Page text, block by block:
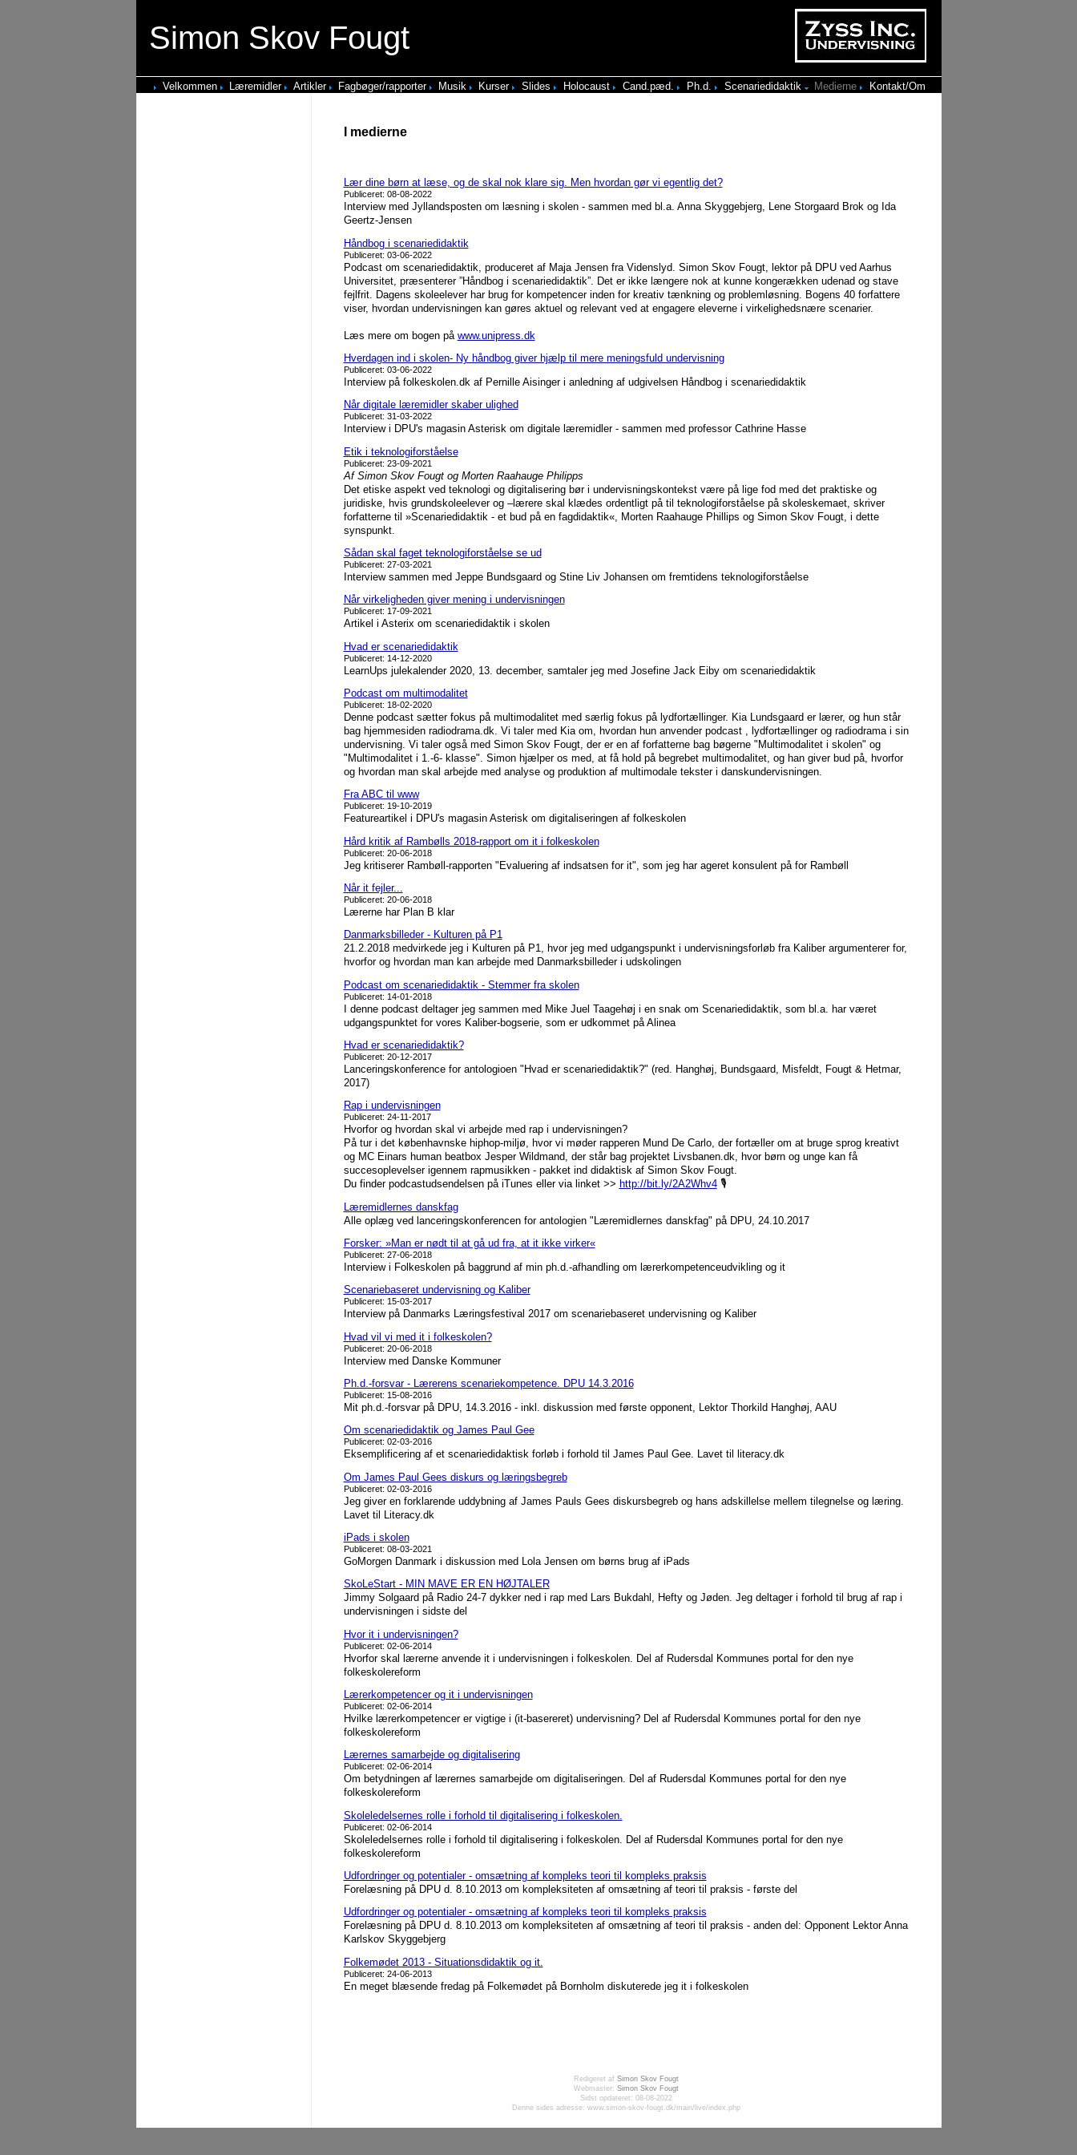
Simon Skov Fougt
Velkommen Læremidler Artikler Fagbøger/rapporter Musik Kurser Slides Holocaust Cand.pæd. Ph.d. Scenariedidaktik Medierne Kontakt/Om
I medierne
Lær dine børn at læse, og de skal nok klare sig. Men hvordan gør vi egentlig det?
Publiceret: 08-08-2022
Interview med Jyllandsposten om læsning i skolen - sammen med bl.a. Anna Skyggebjerg, Lene Storgaard Brok og Ida
Geertz-Jensen
Håndbog i scenariedidaktik
Publiceret: 03-06-2022
Podcast om scenariedidaktik, produceret af Maja Jensen fra Videnslyd. Simon Skov Fougt, lektor på DPU ved Aarhus
Universitet, præsenterer ”Håndbog i scenariedidaktik”. Det er ikke længere nok at kunne kongerækken udenad og stave
fejlfrit. Dagens skoleelever har brug for kompetencer inden for kreativ tænkning og problemløsning. Bogens 40 forfattere
viser, hvordan undervisningen kan gøres aktuel og relevant ved at engagere eleverne i virkelighedsnære scenarier.
Læs mere om bogen på www.unipress.dk
Hverdagen ind i skolen- Ny håndbog giver hjælp til mere meningsfuld undervisning
Publiceret: 03-06-2022
Interview på folkeskolen.dk af Pernille Aisinger i anledning af udgivelsen Håndbog i scenariedidaktik
Når digitale læremidler skaber ulighed
Publiceret: 31-03-2022
Interview i DPU's magasin Asterisk om digitale læremidler - sammen med professor Cathrine Hasse
Etik i teknologiforståelse
Publiceret: 23-09-2021
Af Simon Skov Fougt og Morten Raahauge Philipps
Det etiske aspekt ved teknologi og digitalisering bør i undervisningskontekst være på lige fod med det praktiske og
juridiske, hvis grundskoleelever og –lærere skal klædes ordentligt på til teknologiforståelse på skoleskemaet, skriver
forfatterne til »Scenariedidaktik - et bud på en fagdidaktik«, Morten Raahauge Phillips og Simon Skov Fougt, i dette
synspunkt.
Sådan skal faget teknologiforståelse se ud
Publiceret: 27-03-2021
Interview sammen med Jeppe Bundsgaard og Stine Liv Johansen om fremtidens teknologiforståelse
Når virkeligheden giver mening i undervisningen
Publiceret: 17-09-2021
Artikel i Asterix om scenariedidaktik i skolen
Hvad er scenariedidaktik
Publiceret: 14-12-2020
LearnUps julekalender 2020, 13. december, samtaler jeg med Josefine Jack Eiby om scenariedidaktik
Podcast om multimodalitet
Publiceret: 18-02-2020
Denne podcast sætter fokus på multimodalitet med særlig fokus på lydfortællinger. Kia Lundsgaard er lærer, og hun står
bag hjemmesiden radiodrama.dk. Vi taler med Kia om, hvordan hun anvender podcast , lydfortællinger og radiodrama i sin
undervisning. Vi taler også med Simon Skov Fougt, der er en af forfatterne bag bøgerne "Multimodalitet i skolen" og
"Multimodalitet i 1.-6- klasse". Simon hjælper os med, at få hold på begrebet multimodalitet, og han giver bud på, hvorfor
og hvordan man skal arbejde med analyse og produktion af multimodale tekster i danskundervisningen.
Fra ABC til www
Publiceret: 19-10-2019
Featureartikel i DPU's magasin Asterisk om digitaliseringen af folkeskolen
Hård kritik af Rambølls 2018-rapport om it i folkeskolen
Publiceret: 20-06-2018
Jeg kritiserer Rambøll-rapporten "Evaluering af indsatsen for it", som jeg har ageret konsulent på for Rambøll
Når it fejler...
Publiceret: 20-06-2018
Lærerne har Plan B klar
Danmarksbilleder - Kulturen på P1
21.2.2018 medvirkede jeg i Kulturen på P1, hvor jeg med udgangspunkt i undervisningsforløb fra Kaliber argumenterer for,
hvorfor og hvordan man kan arbejde med Danmarksbilleder i udskolingen
Podcast om scenariedidaktik - Stemmer fra skolen
Publiceret: 14-01-2018
I denne podcast deltager jeg sammen med Mike Juel Taagehøj i en snak om Scenariedidaktik, som bl.a. har været
udgangspunktet for vores Kaliber-bogserie, som er udkommet på Alinea
Hvad er scenariedidaktik?
Publiceret: 20-12-2017
Lanceringskonference for antologioen "Hvad er scenariedidaktik?" (red. Hanghøj, Bundsgaard, Misfeldt, Fougt & Hetmar,
2017)
Rap i undervisningen
Publiceret: 24-11-2017
Hvorfor og hvordan skal vi arbejde med rap i undervisningen?
På tur i det københavnske hiphop-miljø, hvor vi møder rapperen Mund De Carlo, der fortæller om at bruge sprog kreativt
og MC Einars human beatbox Jesper Wildmand, der står bag projektet Livsbanen.dk, hvor børn og unge kan få
succesoplevelser igennem rapmusikken - pakket ind didaktisk af Simon Skov Fougt.
Du finder podcastudsendelsen på iTunes eller via linket >> http://bit.ly/2A2Whv4🎙
Læremidlernes danskfag
Alle oplæg ved lanceringskonferencen for antologien "Læremidlernes danskfag" på DPU, 24.10.2017
Forsker: »Man er nødt til at gå ud fra, at it ikke virker«
Publiceret: 27-06-2018
Interview i Folkeskolen på baggrund af min ph.d.-afhandling om lærerkompetenceudvikling og it
Scenariebaseret undervisning og Kaliber
Publiceret: 15-03-2017
Interview på Danmarks Læringsfestival 2017 om scenariebaseret undervisning og Kaliber
Hvad vil vi med it i folkeskolen?
Publiceret: 20-06-2018
Interview med Danske Kommuner
Ph.d.-forsvar - Lærerens scenariekompetence. DPU 14.3.2016
Publiceret: 15-08-2016
Mit ph.d.-forsvar på DPU, 14.3.2016 - inkl. diskussion med første opponent, Lektor Thorkild Hanghøj, AAU
Om scenariedidaktik og James Paul Gee
Publiceret: 02-03-2016
Eksemplificering af et scenariedidaktisk forløb i forhold til James Paul Gee. Lavet til literacy.dk
Om James Paul Gees diskurs og læringsbegreb
Publiceret: 02-03-2016
Jeg giver en forklarende uddybning af James Pauls Gees diskursbegreb og hans adskillelse mellem tilegnelse og læring.
Lavet til Literacy.dk
iPads i skolen
Publiceret: 08-03-2021
GoMorgen Danmark i diskussion med Lola Jensen om børns brug af iPads
SkoLeStart - MIN MAVE ER EN HØJTALER
Jimmy Solgaard på Radio 24-7 dykker ned i rap med Lars Bukdahl, Hefty og Jøden. Jeg deltager i forhold til brug af rap i
undervisningen i sidste del
Hvor it i undervisningen?
Publiceret: 02-06-2014
Hvorfor skal lærerne anvende it i undervisningen i folkeskolen. Del af Rudersdal Kommunes portal for den nye
folkeskolereform
Lærerkompetencer og it i undervisningen
Publiceret: 02-06-2014
Hvilke lærerkompetencer er vigtige i (it-basereret) undervisning? Del af Rudersdal Kommunes portal for den nye
folkeskolereform
Lærernes samarbejde og digitalisering
Publiceret: 02-06-2014
Om betydningen af lærernes samarbejde om digitaliseringen. Del af Rudersdal Kommunes portal for den nye
folkeskolereform
Skoleledelsernes rolle i forhold til digitalisering i folkeskolen.
Publiceret: 02-06-2014
Skoleledelsernes rolle i forhold til digitalisering i folkeskolen. Del af Rudersdal Kommunes portal for den nye
folkeskolereform
Udfordringer og potentialer - omsætning af kompleks teori til kompleks praksis
Forelæsning på DPU d. 8.10.2013 om kompleksiteten af omsætning af teori til praksis - første del
Udfordringer og potentialer - omsætning af kompleks teori til kompleks praksis
Forelæsning på DPU d. 8.10.2013 om kompleksiteten af omsætning af teori til praksis - anden del: Opponent Lektor Anna
Karlskov Skyggebjerg
Folkemødet 2013 - Situationsdidaktik og it.
Publiceret: 24-06-2013
En meget blæsende fredag på Folkemødet på Bornholm diskuterede jeg it i folkeskolen
Redigeret af Simon Skov Fougt
Webmaster: Simon Skov Fougt
Sidst opdateret: 08-08-2022
Denne sides adresse: www.simon-skov-fougt.dk/main/live/index.php